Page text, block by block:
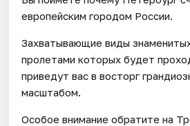
европейским городом России.
Захватывающие виды
пролетами которых будет
приведут вас в восторг
масштабом.
Особое внимание обратите на